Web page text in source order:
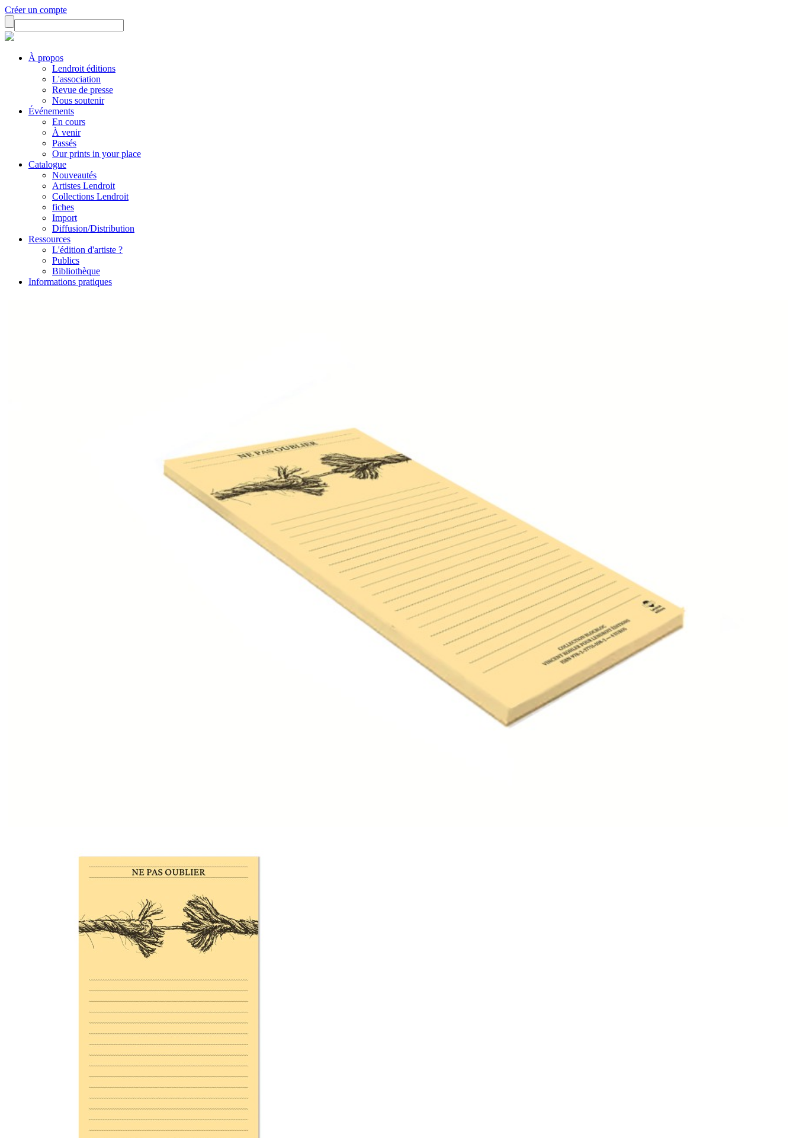
Créer un compte
À propos
Lendroit éditions
L'association
Revue de presse
Nous soutenir
Événements
En cours
À venir
Passés
Our prints in your place
Catalogue
Nouveautés
Artistes Lendroit
Collections Lendroit
fiches
Import
Diffusion/Distribution
Ressources
L'édition d'artiste ?
Publics
Bibliothèque
Informations pratiques